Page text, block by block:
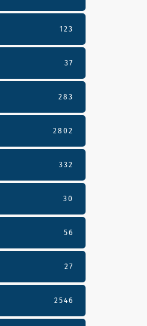
123
37
283
2802
332
30
56
27
2546